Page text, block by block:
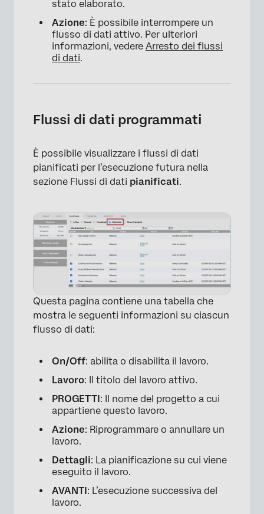
stato elaborato.
Azione: È possibile interrompere un
flusso di dati attivo. Per ulteriori
informazioni, vedere Arresto dei flussi
di dati.
Flussi di dati programmati
È possibile visualizzare i flussi di dati
pianificati per l’esecuzione futura nella
sezione Flussi di dati pianificati.
Questa pagina contiene una tabella che
mostra le seguenti informazioni su ciascun
flusso di dati:
On/Off: abilita o disabilita il lavoro.
Lavoro: Il titolo del lavoro attivo.
PROGETTI: Il nome del progetto a cui
appartiene questo lavoro.
Azione: Riprogrammare o annullare un
lavoro.
Dettagli: La pianificazione su cui viene
eseguito il lavoro.
AVANTI: L’esecuzione successiva del
lavoro.